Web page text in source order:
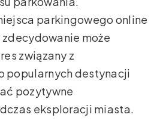
parkingowego online
może
związany z
popularnych destynacji
pozytywne
eksploracji miasta.